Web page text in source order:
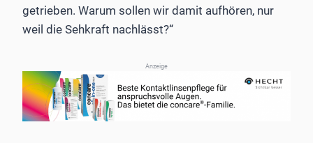
getrieben. Warum sollen wir damit aufhören, nur
weil die Sehkraft nachlässt?“
Anzeige